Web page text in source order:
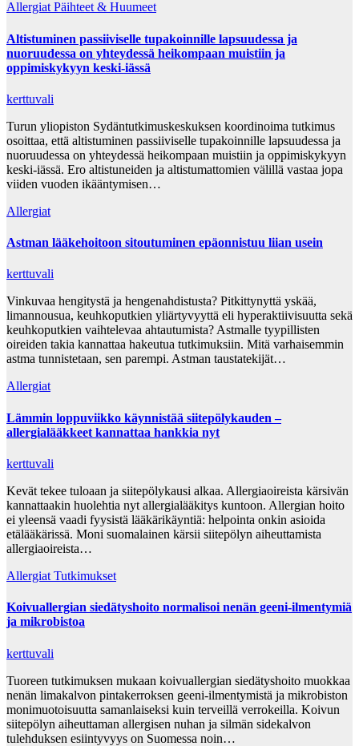
AllergiatPäihteet & Huumeet
Altistuminen passiiviselle tupakoinnille lapsuudessa ja
nuoruudessa on yhteydessä heikompaan muistiin ja
oppimiskykyyn keski-iässä
kerttuvali
Turun yliopiston Sydäntutkimuskeskuksen koordinoima tutkimus
osoittaa, että altistuminen passiiviselle tupakoinnille lapsuudessa ja
nuoruudessa on yhteydessä heikompaan muistiin ja oppimiskykyyn
keski-iässä. Ero altistuneiden ja altistumattomien välillä vastaa jopa
viiden vuoden ikääntymisen…
Allergiat
Astman lääkehoitoon sitoutuminen epäonnistuu liian usein
kerttuvali
Vinkuvaa hengitystä ja hengenahdistusta? Pitkittynyttä yskää,
limannousua, keuhkoputkien yliärtyvyyttä eli hyperaktiivisuutta sekä
keuhkoputkien vaihtelevaa ahtautumista? Astmalle tyypillisten
oireiden takia kannattaa hakeutua tutkimuksiin. Mitä varhaisemmin
astma tunnistetaan, sen parempi. Astman taustatekijät…
Allergiat
Lämmin loppuviikko käynnistää siitepölykauden –
allergialääkkeet kannattaa hankkia nyt
kerttuvali
Kevät tekee tuloaan ja siitepölykausi alkaa. Allergiaoireista kärsivän
kannattaakin huolehtia nyt allergialääkitys kuntoon. Allergian hoito
ei yleensä vaadi fyysistä lääkärikäyntiä: helpointa onkin asioida
etälääkärissä. Moni suomalainen kärsii siitepölyn aiheuttamista
allergiaoireista…
Allergiat Tutkimukset
Koivuallergian siedätyshoito normalisoi nenän geeni-ilmentymiä
ja mikrobistoa
kerttuvali
Tuoreen tutkimuksen mukaan koivuallergian siedätyshoito muokkaa
nenän limakalvon pintakerroksen geeni-ilmentymistä ja mikrobiston
monimuotoisuutta samanlaiseksi kuin terveillä verrokeilla. Koivun
siitepölyn aiheuttaman allergisen nuhan ja silmän sidekalvon
tulehduksen esiintyvyys on Suomessa noin…